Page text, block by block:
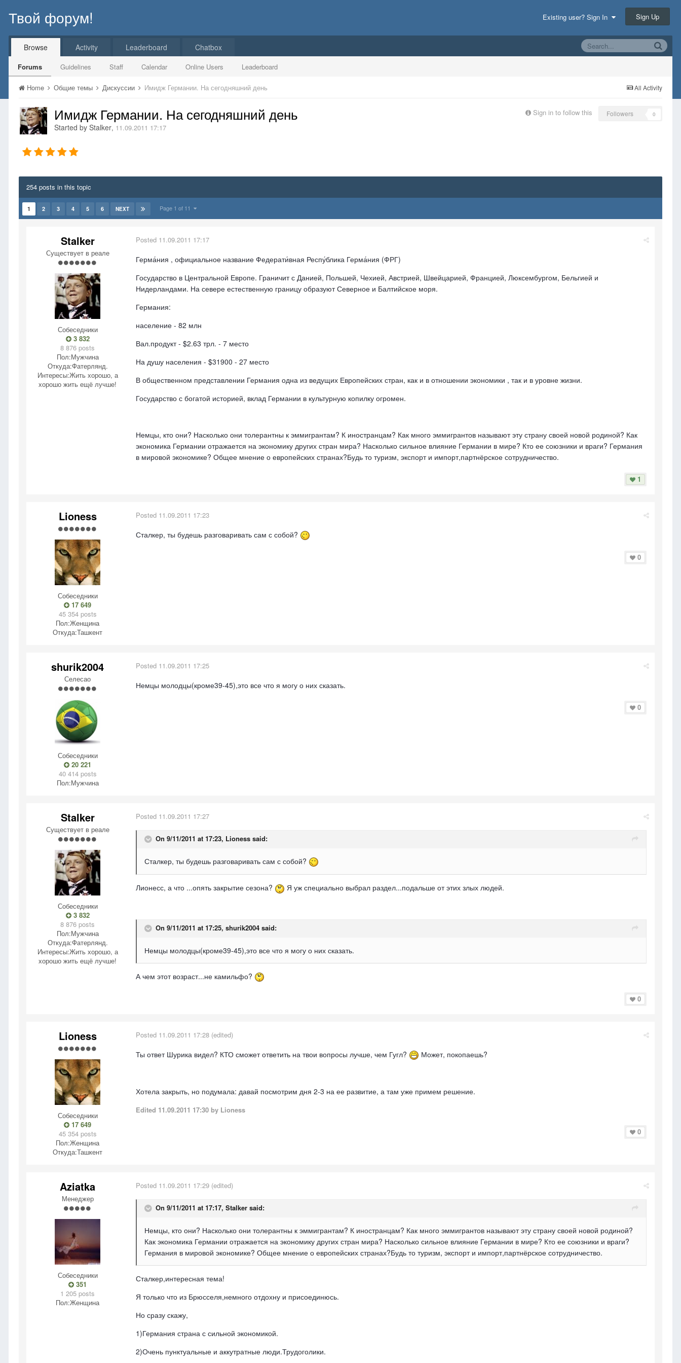
Твой форум! Existing user? Sign In Sign Up
Browse
Forums Guidelines Staff Calendar Online Users Leaderboard
Activity Leaderboard Chatbox
All Activity
Home Общие темы Дискуссии Имидж Германии. На сегодняшний день
Sign in to follow this Followers 0
Имидж Германии. На сегодняшний день
Started by Stalker, 11.09.2011 17:17
254 posts in this topic
1 2 3 4 5 6 NEXT Page 1 of 11
Stalker
Существует в реале
Собеседники
3 832
8 876 posts
Пол:Мужчина
Откуда:Фатерлянд.
Интересы:Жить хорошо, а
хорошо жить ещё лучше!
Posted 11.09.2011 17:17
Герма́ния , официальное название Федерати́вная Респу́блика Герма́ния (ФРГ)
Государство в Центральной Европе. Граничит с Данией, Польшей, Чехией, Австрией, Швейцарией, Францией, Люксембургом, Бельгией и
Нидерландами. На севере естественную границу образуют Северное и Балтийское моря.
Германия:
население - 82 млн
Вал.продукт - $2.63 трл. - 7 место
На душу населения - $31900 - 27 место
В общественном представлении Германия одна из ведущих Европейских стран, как и в отношении экономики , так и в уровне жизни.
Государство с богатой историей, вклад Германии в культурную копилку огромен.
Немцы, кто они? Насколько они толерантны к эммигрантам? К иностранцам? Как много эммигрантов называют эту страну своей новой родиной? Как
экономика Германии отражается на экономику других стран мира? Насколько сильное влияние Германии в мире? Кто ее союзники и враги? Германия
в мировой экономике? Общее мнение о европейских странах?Будь то туризм, экспорт и импорт,партнёрское сотрудничество.
1
Lioness
Собеседники
17 649
45 354 posts
Пол:Женщина
Откуда:Ташкент
Posted 11.09.2011 17:23
Сталкер, ты будешь разговаривать сам с собой?
0
shurik2004
Селесао
Собеседники
20 221
40 414 posts
Пол:Мужчина
Posted 11.09.2011 17:25
Немцы молодцы(кроме39-45),это все что я могу о них сказать.
0
Stalker
Существует в реале
Собеседники
3 832
8 876 posts
Пол:Мужчина
Откуда:Фатерлянд.
Интересы:Жить хорошо, а
хорошо жить ещё лучше!
Posted 11.09.2011 17:27
On 9/11/2011 at 17:23, Lioness said:
Сталкер, ты будешь разговаривать сам с собой?
Лионесс, а что ...опять закрытие сезона? Я уж специально выбрал раздел...подальше от этих злых людей.
On 9/11/2011 at 17:25, shurik2004 said:
Немцы молодцы(кроме39-45),это все что я могу о них сказать.
А чем этот возраст...не камильфо?
0
Lioness
Собеседники
17 649
45 354 posts
Пол:Женщина
Откуда:Ташкент
Posted 11.09.2011 17:28 (edited)
Ты ответ Шурика видел? КТО сможет ответить на твои вопросы лучше, чем Гугл? Может, покопаешь?
Хотела закрыть, но подумала: давай посмотрим дня 2-3 на ее развитие, а там уже примем решение.
Edited 11.09.2011 17:30 by Lioness
0
Aziatka
Менеджер
Собеседники
351
1 205 posts
Пол:Женщина
Posted 11.09.2011 17:29 (edited)
On 9/11/2011 at 17:17, Stalker said:
Немцы, кто они? Насколько они толерантны к эммигрантам? К иностранцам? Как много эммигрантов называют эту страну своей новой родиной?
Как экономика Германии отражается на экономику других стран мира? Насколько сильное влияние Германии в мире? Кто ее союзники и враги?
Германия в мировой экономике? Общее мнение о европейских странах?Будь то туризм, экспорт и импорт,партнёрское сотрудничество.
Сталкер,интересная тема!
Я только что из Брюсселя,немного отдохну и присоединюсь.
Но сразу скажу,
1)Германия страна с сильной экономикой.
2)Очень пунктуальные и аккутратные люди.Трудоголики.